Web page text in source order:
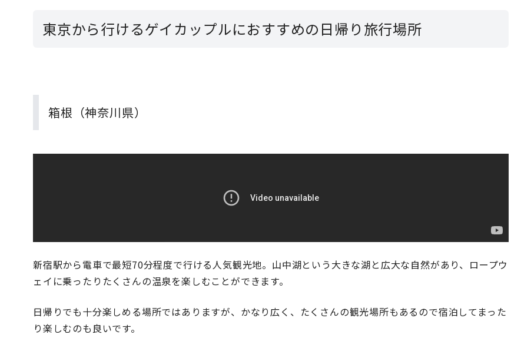
東京から行けるゲイカップルにおすすめの日帰り旅行場所
箱根（神奈川県）
新宿駅から電車で最短70分程度で行ける人気観光地。山中湖という大きな湖と広大な自然があり、ロープウ
ェイに乗ったりたくさんの温泉を楽しむことができます。
日帰りでも十分楽しめる場所ではありますが、かなり広く、たくさんの観光場所もあるので宿泊してまった
り楽しむのも良いです。